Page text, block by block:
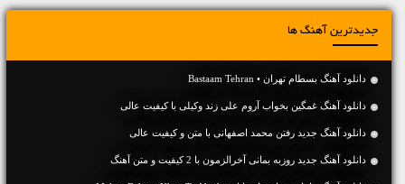
جدیدترین آهنگ ها
دانلود آهنگ بسطام تهران • Bastaam Tehran
دانلود آهنگ غمگین بخواب آروم علی زند وکیلی با کیفیت عالی
دانلود آهنگ جديد رفتن محمد اصفهانی با متن و کیفیت عالی
دانلود آهنگ جديد روزبه بمانی آخرالزمون با 2 کیفیت و متن آهنگ